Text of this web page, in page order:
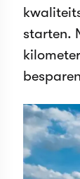
starten.